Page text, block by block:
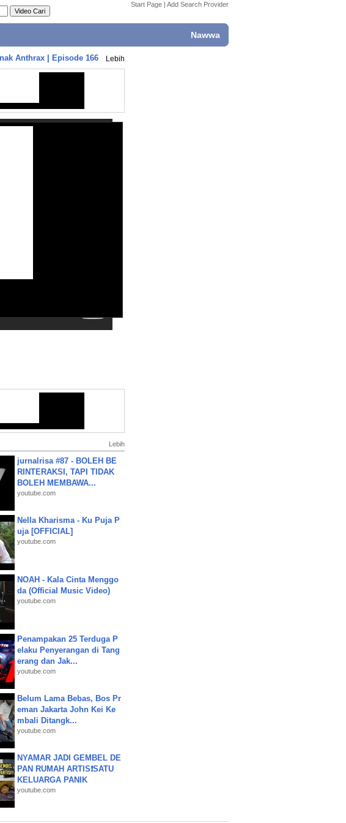
Start Page | Add Search Provider
Nawwa
Anthrax | Episode 166 Lebih
Lebih
jurnalrisa #87 - BOLEH BE
RINTERAKSI, TAPI TIDAK
BOLEH MEMBAWA...
youtube.com
Nella Kharisma - Ku Puja P
uja [OFFICIAL]
youtube.com
NOAH - Kala Cinta Menggo
da (Official Music Video)
youtube.com
Penampakan 25 Terduga P
elaku Penyerangan di Tang
erang dan Jak...
youtube.com
Belum Lama Bebas, Bos Pr
eman Jakarta John Kei Ke
mbali Ditangk...
youtube.com
NYAMAR JADI GEMBEL DE
PAN RUMAH ARTIS❗SATU
KELUARGA PANIK
youtube.com